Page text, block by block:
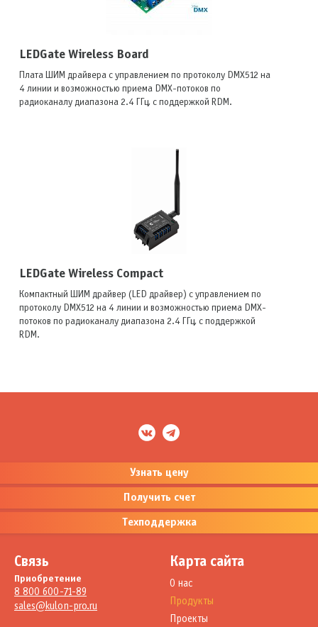
LEDGate Wireless Board
Плата ШИМ драйвера с управлением по протоколу DMX512 на
4 линии и возможностью приема DMX-потоков по
радиоканалу диапазона 2.4 ГГц, с поддержкой RDM.
LEDGate Wireless Compact
Компактный ШИМ драйвер (LED драйвер) с управлением по
протоколу DMX512 на 4 линии и возможностью приема DMX-
потоков по радиоканалу диапазона 2.4 ГГц, с поддержкой
RDM.
Узнать цену
Получить счет
Техподдержка
Связь
Приобретение
8 800 600-71-89
sales@kulon-pro.ru
Карта сайта
О нас
Продукты
Проекты